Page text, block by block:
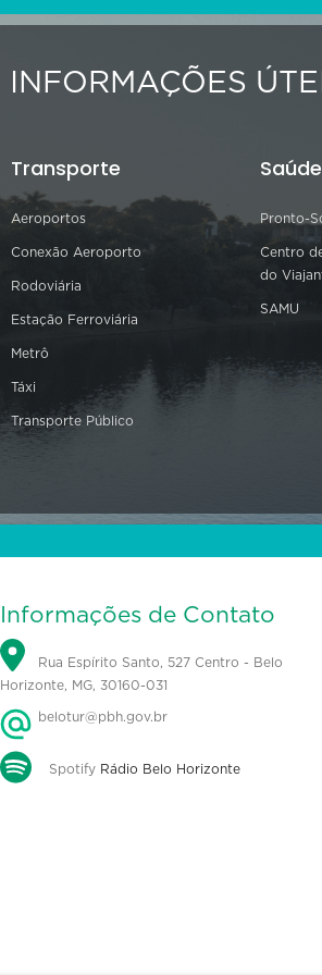
INFORMAÇÕES
Transporte
Aeroportos
Conexão Aeroporto
Rodoviária
Estação Ferroviária
Metrô
Táxi
Transporte Público
Saúde
Pronto-
Centro
do
SAMU
Informações de Contato
Rua Espírito Santo, 527 Centro - Belo
Horizonte, MG, 30160-031
belotur@pbh.gov.br
Spotify Rádio Belo Horizonte